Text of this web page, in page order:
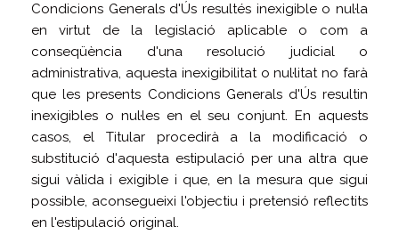
Condicions Generals d'Ús resultés inexigible o nul·la
en virtut de la legislació aplicable o com a
conseqüència d'una resolució judicial o
administrativa, aquesta inexigibilitat o nul·litat no farà
que les presents Condicions Generals d'Ús resultin
inexigibles o nul·les en el seu conjunt. En aquests
casos, el Titular procedirà a la modificació o
substitució d'aquesta estipulació per una altra que
sigui vàlida i exigible i que, en la mesura que sigui
possible, aconsegueixi l'objectiu i pretensió reflectits
en l'estipulació original.